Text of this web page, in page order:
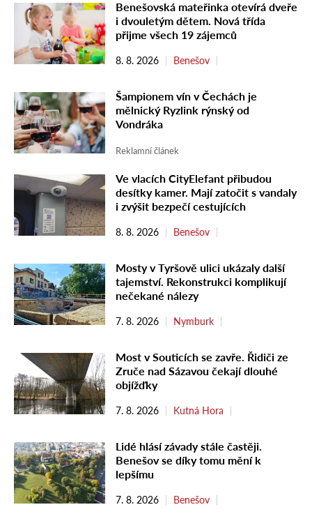
Benešovská mateřinka otevírá dveře
i dvouletým dětem. Nová třída
přijme všech 19 zájemců
8. 8. 2026 Benešov
Šampionem vín v Čechách je
mělnický Ryzlink rýnský od
Vondráka
Reklamní článek
Ve vlacích CityElefant přibudou
desítky kamer. Mají zatočit s vandaly
i zvýšit bezpečí cestujících
8. 8. 2026 Benešov
Mosty v Tyršově ulici ukázaly další
tajemství. Rekonstrukci komplikují
nečekané nálezy
7. 8. 2026 Nymburk
Most v Souticích se zavře. Řidiči ze
Zruče nad Sázavou čekají dlouhé
objížďky
7. 8. 2026 Kutná Hora
Lidé hlásí závady stále častěji.
Benešov se díky tomu mění k
lepšímu
7. 8. 2026 Benešov